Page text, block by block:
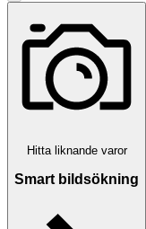
Hitta liknande varor
Smart bildsökning